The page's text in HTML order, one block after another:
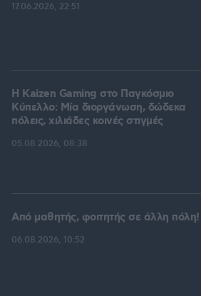
17.06.2026, 22:51
H Kaizen Gaming στο Παγκόσμιο
Kύπελλο: Μία διοργάνωση, δώδεκα
πόλεις, χιλιάδες κοινές στιγμές
05.08.2026, 08:38
Από μαθητής, φοιτητής σε άλλη πόλη!
06.08.2026, 10:52